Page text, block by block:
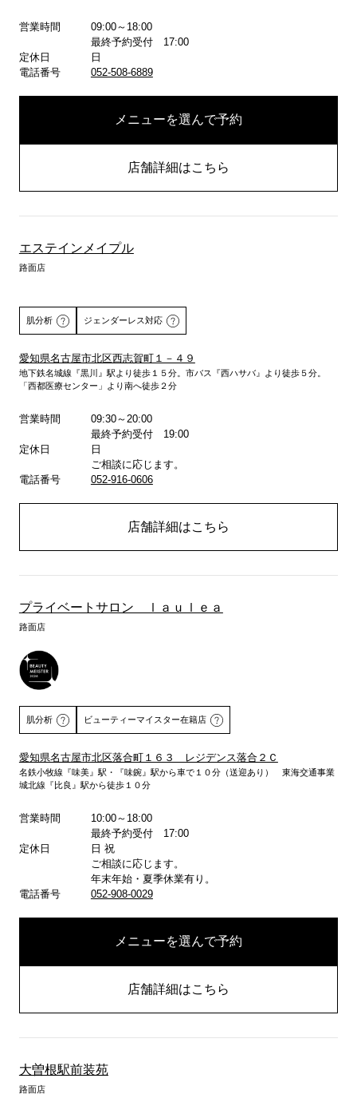
営業時間
09:00～18:00
最終予約受付 17:00
定休日
日
電話番号
052-508-6889
メニューを選んで予約
店舗詳細はこちら
エステインメイプル
路面店
肌分析
詳しくはこちら
ジェンダーレス対応
愛知県名古屋市北区西志賀町１－４９
地下鉄名城線『黒川』駅より徒歩１５分。市バス『西ハサバ』より徒歩５分。
「西都医療センター」より南へ徒歩２分
営業時間
09:30～20:00
最終予約受付 19:00
定休日
日
ご相談に応じます。
電話番号
052-916-0606
店舗詳細はこちら
プライベートサロン ｌａｕｌｅａ
路面店
肌分析
詳しくはこちら
ビューティーマイスター在籍店
愛知県名古屋市北区落合町１６３ レジデンス落合２Ｃ
名鉄小牧線『味美』駅・『味鋺』駅から車で１０分（送迎あり） 東海交通事業
城北線『比良』駅から徒歩１０分
営業時間
10:00～18:00
最終予約受付 17:00
定休日
日 祝
ご相談に応じます。
年末年始・夏季休業有り。
電話番号
052-908-0029
メニューを選んで予約
店舗詳細はこちら
大曽根駅前装苑
路面店